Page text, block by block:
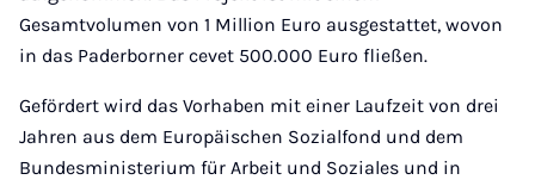
Gesamtvolumen von 1 Million Euro ausgestattet, wovon
in das Paderborner cevet 500.000 Euro fließen.
Gefördert wird das Vorhaben mit einer Laufzeit von drei
Jahren aus dem Europäischen Sozialfond und dem
Bundesministerium für Arbeit und Soziales und in